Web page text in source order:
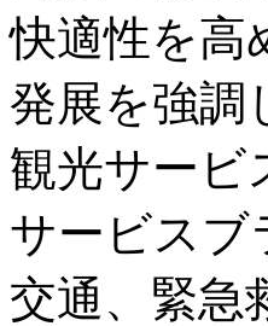
快適性を高
発展を強調
観光サービ
サービスブ
交通、緊急